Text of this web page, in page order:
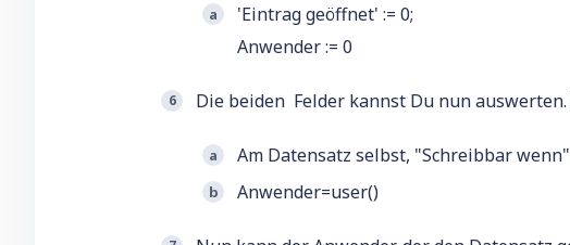
'Eintrag geöffnet' := 0;
Anwender := 0
Die beiden Felder kannst Du nun auswerten.
Am Datensatz selbst, "Schreibbar wenn"
Anwender=user()